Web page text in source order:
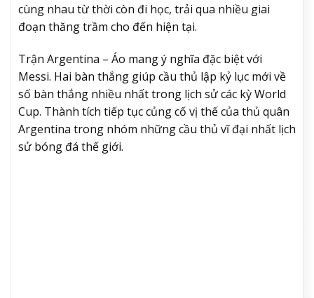
cùng nhau từ thời còn đi học, trải qua nhiều giai
đoạn thăng trầm cho đến hiện tại.
Trận Argentina – Áo mang ý nghĩa đặc biệt với
Messi. Hai bàn thắng giúp cầu thủ lập kỷ lục mới về
số bàn thắng nhiều nhất trong lịch sử các kỳ World
Cup. Thành tích tiếp tục củng cố vị thế của thủ quân
Argentina trong nhóm những cầu thủ vĩ đại nhất lịch
sử bóng đá thế giới.